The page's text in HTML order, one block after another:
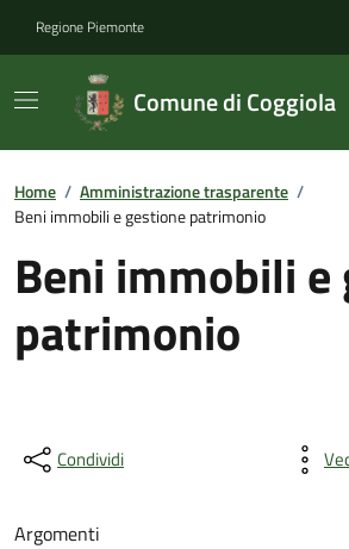
Regione Piemonte
Comune di Coggiola
Home / Amministrazione trasparente /
Beni immobili e gestione patrimonio
Beni immobili e
patrimonio
Condividi
Argomenti